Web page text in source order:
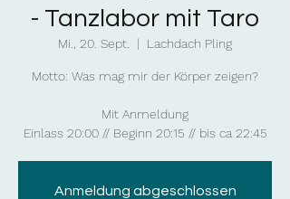
- Tanzlabor mit Taro
Mi., 20. Sept.
  |
Lachdach Pling
Motto: Was mag mir der Körper zeigen?
Mit Anmeldung
Einlass 20:00 // Beginn 20:15 // bis ca 22:45
Anmeldung abgeschlossen